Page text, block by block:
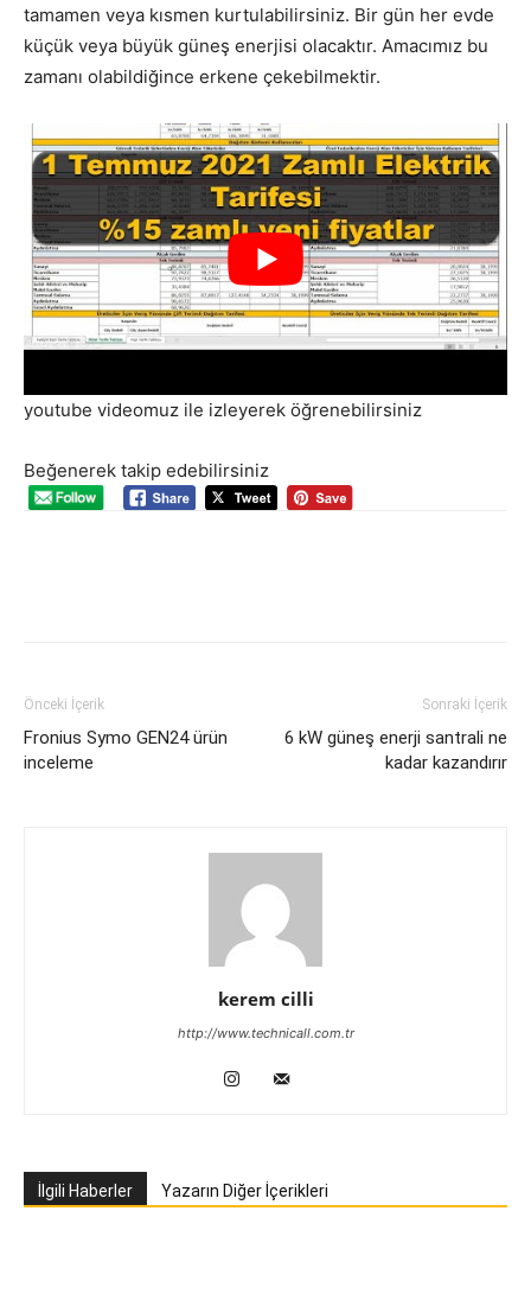
tamamen veya kısmen kurtulabilirsiniz. Bir gün her evde
küçük veya büyük güneş enerjisi olacaktır. Amacımız bu
zamanı olabildiğince erkene çekebilmektir.
youtube videomuz ile izleyerek öğrenebilirsiniz
Beğenerek takip edebilirsiniz
Önceki İçerik
Fronius Symo GEN24 ürün
inceleme
Sonraki İçerik
6 kW güneş enerji santrali ne
kadar kazandırır
kerem cilli
http://www.technicall.com.tr
İlgili Haberler Yazarın Diğer İçerikleri